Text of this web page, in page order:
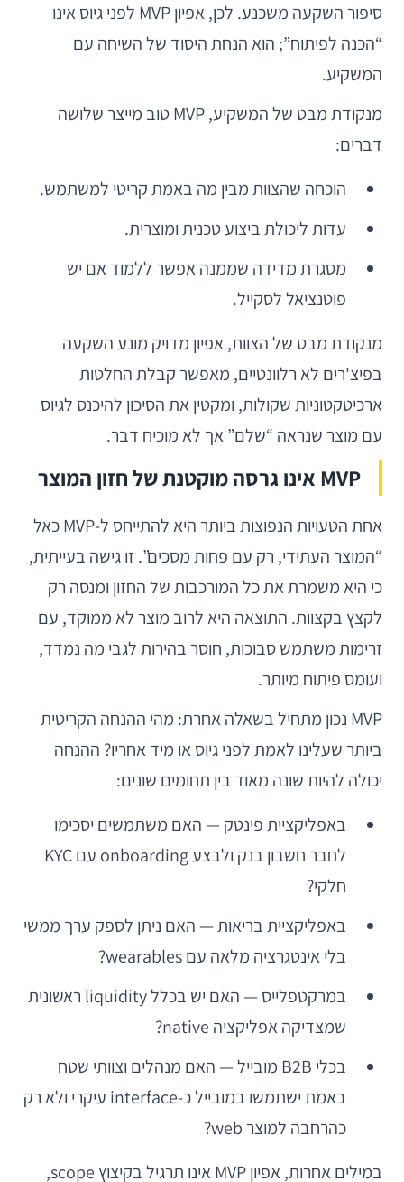
סיפור השקעה משכנע. לכן, אפיון MVP לפני גיוס אינו
“הכנה לפיתוח”; הוא הנחת היסוד של השיחה עם
המשקיע.
מנקודת מבט של המשקיע, MVP טוב מייצר שלושה
דברים:
הוכחה שהצוות מבין מה באמת קריטי למשתמש.
עדות ליכולת ביצוע טכנית ומוצרית.
מסגרת מדידה שממנה אפשר ללמוד אם יש
פוטנציאל לסקייל.
מנקודת מבט של הצוות, אפיון מדויק מונע השקעה
בפיצ'רים לא רלוונטיים, מאפשר קבלת החלטות
ארכיטקטוניות שקולות, ומקטין את הסיכון להיכנס לגיוס
עם מוצר שנראה “שלם” אך לא מוכיח דבר.
MVP אינו גרסה מוקטנת של חזון המוצר
אחת הטעויות הנפוצות ביותר היא להתייחס ל-MVP כאל
“המוצר העתידי, רק עם פחות מסכים”. זו גישה בעייתית,
כי היא משמרת את כל המורכבות של החזון ומנסה רק
לקצץ בקצוות. התוצאה היא לרוב מוצר לא ממוקד, עם
זרימות משתמש סבוכות, חוסר בהירות לגבי מה נמדד,
ועומס פיתוח מיותר.
MVP נכון מתחיל בשאלה אחרת: מהי ההנחה הקריטית
ביותר שעלינו לאמת לפני גיוס או מיד אחריו? ההנחה
יכולה להיות שונה מאוד בין תחומים שונים:
באפליקציית פינטק — האם משתמשים יסכימו
לחבר חשבון בנק ולבצע onboarding עם KYC
חלקי?
באפליקציית בריאות — האם ניתן לספק ערך ממשי
בלי אינטגרציה מלאה עם wearables?
במרקטפלייס — האם יש בכלל liquidity ראשונית
שמצדיקה אפליקציה native?
בכלי B2B מובייל — האם מנהלים וצוותי שטח
באמת ישתמשו במובייל כ-interface עיקרי ולא רק
כהרחבה למוצר web?
במילים אחרות, אפיון MVP אינו תרגיל בקיצוץ scope,